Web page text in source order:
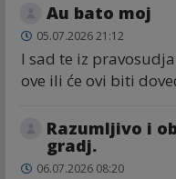
Au bato moj
05.07.2026 21:12
I sad te iz
ove ili će ovi biti
Razumljivo i
gradj.
06.07.2026 08:20